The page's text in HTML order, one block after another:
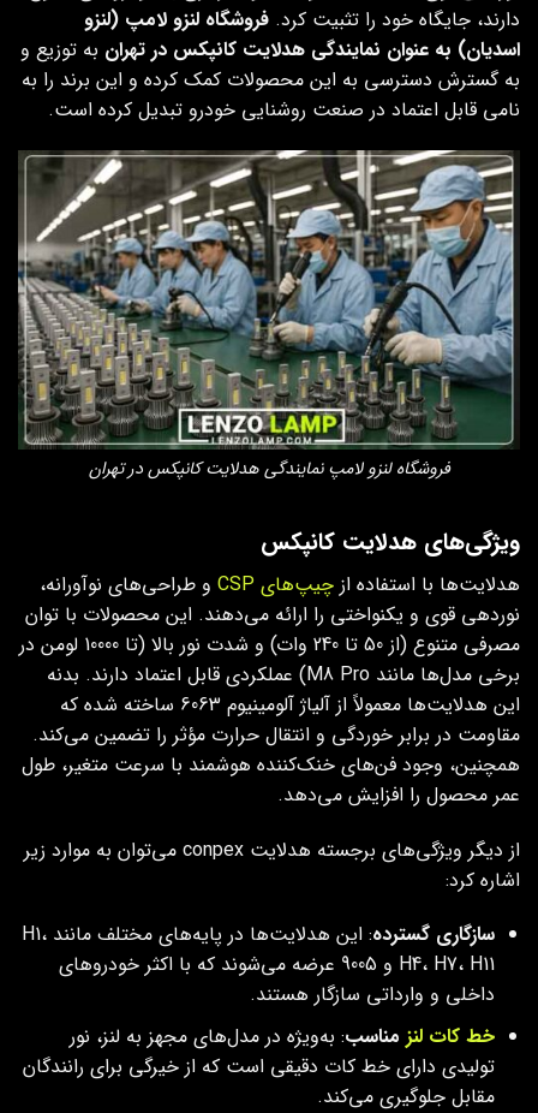
دارند، جایگاه خود را تثبیت کرد. فروشگاه لنزو لامپ (لنزو
اسدیان) به عنوان نمایندگی هدلایت کانپکس در تهران به توزیع و
به گسترش دسترسی به این محصولات کمک کرده و این برند را به
نامی قابل اعتماد در صنعت روشنایی خودرو تبدیل کرده است.
فروشگاه لنزو لامپ نمایندگی هدلایت کانپکس در تهران
ویژگی‌های هدلایت کانپکس
هدلایت‌ها با استفاده از چیپ‌های CSP
و طراحی‌های نوآورانه،
نوردهی قوی و یکنواختی را ارائه می‌دهند. این محصولات با توان
مصرفی متنوع (از 50 تا 240 وات) و شدت نور بالا (تا 10000 لومن در
برخی مدل‌ها مانند M8 Pro) عملکردی قابل اعتماد دارند. بدنه
این هدلایت‌ها معمولاً از آلیاژ آلومینیوم 6063 ساخته شده که
مقاومت در برابر خوردگی و انتقال حرارت مؤثر را تضمین می‌کند.
همچنین، وجود فن‌های خنک‌کننده هوشمند با سرعت متغیر، طول
عمر محصول را افزایش می‌دهد.
از دیگر ویژگی‌های برجسته هدلایت conpex می‌توان به موارد زیر
اشاره کرد:
سازگاری گسترده
: این هدلایت‌ها در پایه‌های مختلف مانند H1،
H4، H7، H11 و 9005 عرضه می‌شوند که با اکثر خودروهای
داخلی و وارداتی سازگار هستند.
خط کات لنز مناسب: به‌ویژه در مدل‌های مجهز به لنز، نور
تولیدی دارای خط کات دقیقی است که از خیرگی برای رانندگان
مقابل جلوگیری می‌کند.